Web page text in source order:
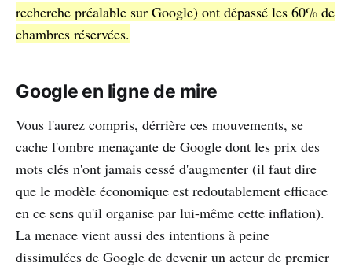
recherche préalable sur Google) ont dépassé les 60% de
chambres réservées.
Google en ligne de mire
Vous l'aurez compris, dérrière ces mouvements, se
cache l'ombre menaçante de Google dont les prix des
mots clés n'ont jamais cessé d'augmenter (il faut dire
que le modèle économique est redoutablement efficace
en ce sens qu'il organise par lui-même cette inflation).
La menace vient aussi des intentions à peine
dissimulées de Google de devenir un acteur de premier